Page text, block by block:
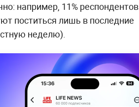
например, 11% респондентов
поститься лишь в последние
неделю).